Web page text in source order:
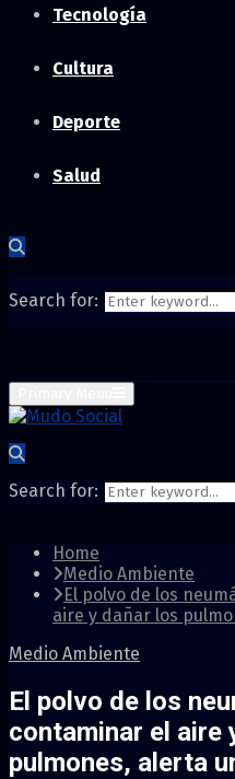
Tecnología
Cultura
Deporte
Salud
Search for:
Search for:
Home
Medio Ambiente
El polvo de los
aire y dañar los
Medio Ambiente
El polvo de los
contaminar el aire
pulmones, alerta